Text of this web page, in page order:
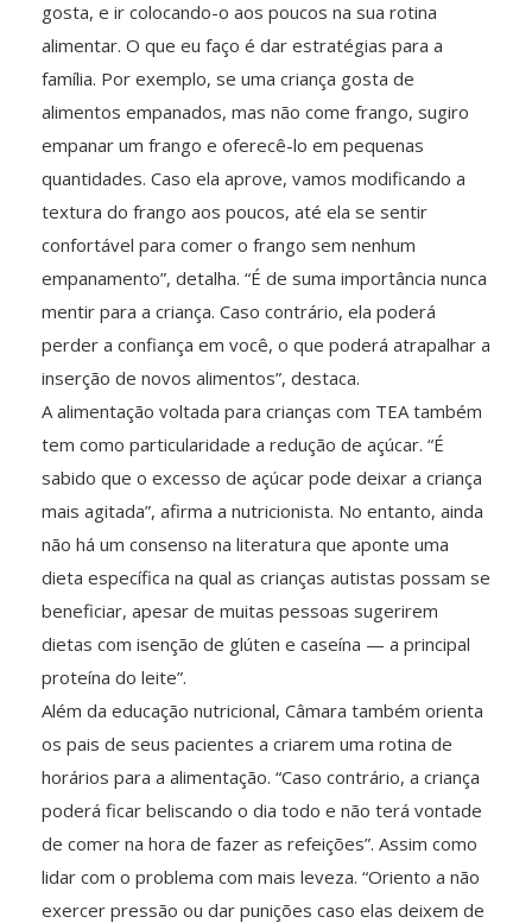
gosta, e ir colocando-o aos poucos na sua rotina
alimentar. O que eu faço é dar estratégias para a
família. Por exemplo, se uma criança gosta de
alimentos empanados, mas não come frango, sugiro
empanar um frango e oferecê-lo em pequenas
quantidades. Caso ela aprove, vamos modificando a
textura do frango aos poucos, até ela se sentir
confortável para comer o frango sem nenhum
empanamento”, detalha. “É de suma importância nunca
mentir para a criança. Caso contrário, ela poderá
perder a confiança em você, o que poderá atrapalhar a
inserção de novos alimentos”, destaca.
A alimentação voltada para crianças com TEA também
tem como particularidade a redução de açúcar. “É
sabido que o excesso de açúcar pode deixar a criança
mais agitada”, afirma a nutricionista. No entanto, ainda
não há um consenso na literatura que aponte uma
dieta específica na qual as crianças autistas possam se
beneficiar, apesar de muitas pessoas sugerirem
dietas com isenção de glúten e caseína — a principal
proteína do leite”.
Além da educação nutricional, Câmara também orienta
os pais de seus pacientes a criarem uma rotina de
horários para a alimentação. “Caso contrário, a criança
poderá ficar beliscando o dia todo e não terá vontade
de comer na hora de fazer as refeições”. Assim como
lidar com o problema com mais leveza. “Oriento a não
exercer pressão ou dar punições caso elas deixem de